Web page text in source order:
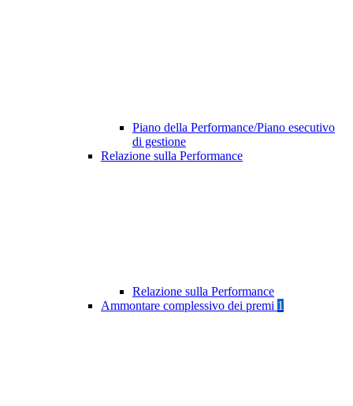
Piano della Performance/Piano esecutivo
di gestione
Relazione sulla Performance
Relazione sulla Performance
Ammontare complessivo dei premi 1